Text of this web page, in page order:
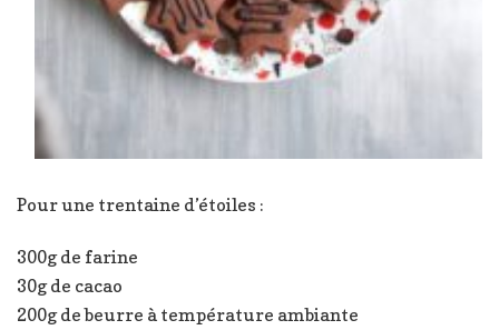
Pour une trentaine d’étoiles :
300g de farine
30g de cacao
200g de beurre à température ambiante